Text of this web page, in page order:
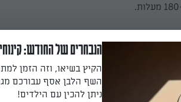
הביצים, השמנת, התבלינים והגבינה המגורדת.
הנבחרים של החודש:
הקיץ בשיאו, וזה הזמן
השף הלבן אסף עבורכם
ניתן להכין עם הילדים!